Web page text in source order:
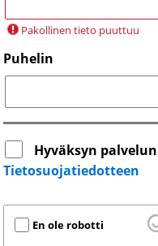
Pakollinen tieto puuttuu
Puhelin
Hyväksyn palvelun
Tietosuojatiedotteen
En ole robotti